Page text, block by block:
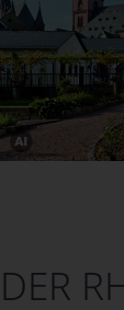
Dieses
DER